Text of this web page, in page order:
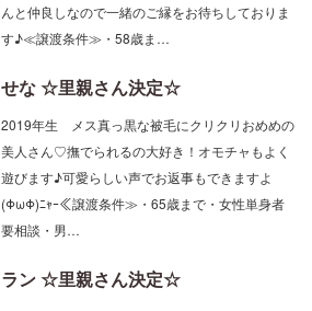
んと仲良しなので一緒のご縁をお待ちしておりま
す♪≪譲渡条件≫・58歳ま…
せな ☆里親さん決定☆
2019年生 メス真っ黒な被毛にクリクリおめめの
美人さん♡撫でられるの大好き！オモチャもよく
遊びます♪可愛らしい声でお返事もできますよ
(ΦωΦ)ﾆｬｰ≪譲渡条件≫・65歳まで・女性単身者
要相談・男…
ラン ☆里親さん決定☆